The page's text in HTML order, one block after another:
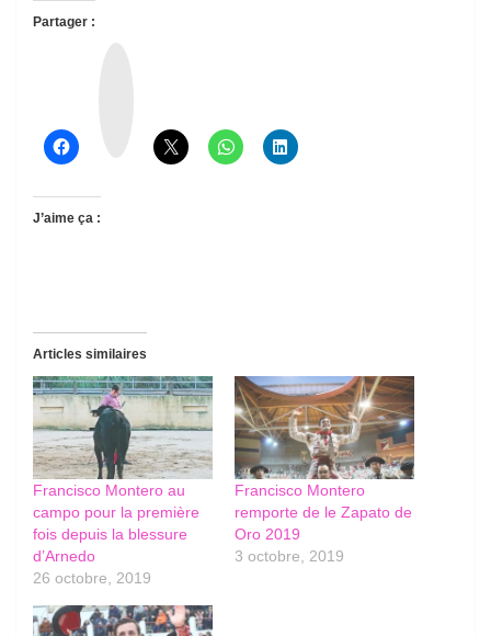
Partager :
J’aime ça :
Articles similaires
Francisco Montero au
campo pour la première
fois depuis la blessure
d’Arnedo
26 octobre, 2019
Francisco Montero
remporte de le Zapato de
Oro 2019
3 octobre, 2019